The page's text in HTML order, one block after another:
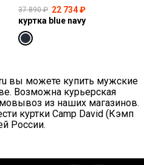
37 890 ₽ 22 734 ₽
куртка blue navy
вы можете купить мужские
Возможна курьерская
из наших магазинов.
куртки Camp David (Кэмп
России.